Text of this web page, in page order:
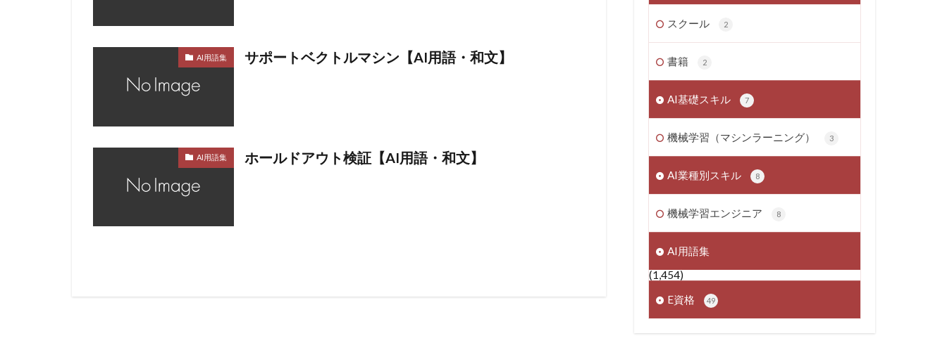
AI用語集 サポートベクトルマシン【AI用語・和文】
AI用語集 ホールドアウト検証【AI用語・和文】
スクール 2
書籍 2
AI基礎スキル 7
機械学習（マシンラーニング） 3
AI業種別スキル 8
機械学習エンジニア 8
AI用語集
(1,454)
E資格
49